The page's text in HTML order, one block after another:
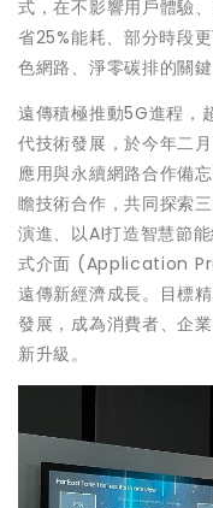
式，在不影響用戶體驗
省25%能耗、部分時段
色網路、淨零碳排的關鍵
遠傳積極推動5G進程
代技術發展，於今年二
應用與永續網路合作備
瞻技術合作，共同探索
演進、以AI打造智慧節
式介面 (Application
遠傳新經濟成長。目標
發展，成為消費者、企
新升級。